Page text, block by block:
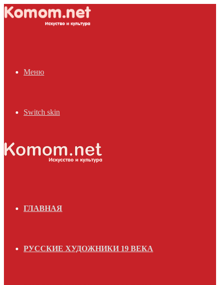
Меню
Switch skin
ГЛАВНАЯ
РУССКИЕ ХУДОЖНИКИ 19 ВЕКА